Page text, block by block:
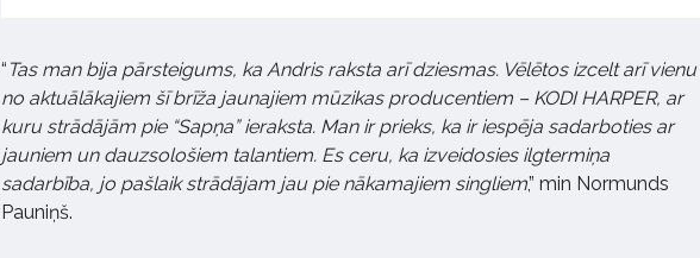
“ Tas man bija pārsteigums, ka Andris raksta arī dziesmas. Vēlētos izcelt arī vienu
no aktuālākajiem šī brīža jaunajiem mūzikas producentiem – KODI HARPER, ar
kuru strādājām pie “Sapņa” ieraksta. Man ir prieks, ka ir iespēja sadarboties ar
jauniem un dauzsološiem talantiem. Es ceru, ka izveidosies ilgtermiņa
sadarbība, jo pašlaik strādājam jau pie nākamajiem singliem,” min Normunds
Pauniņš.